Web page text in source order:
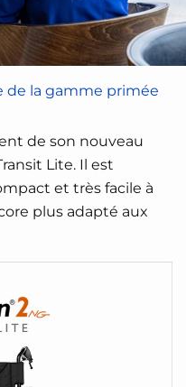
de la gamme primée
de son nouveau
Lite. Il est
et très facile à
plus adapté aux